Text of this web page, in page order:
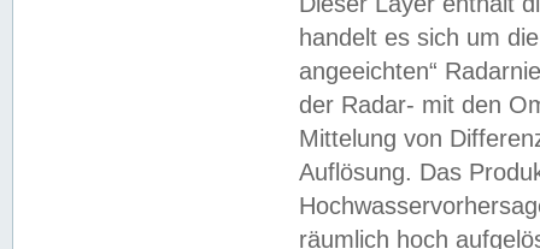
handelt es sich um
angeeichten“
der Radar- mit den
Mittelung von
Auflösung. Das
räumlich hoch